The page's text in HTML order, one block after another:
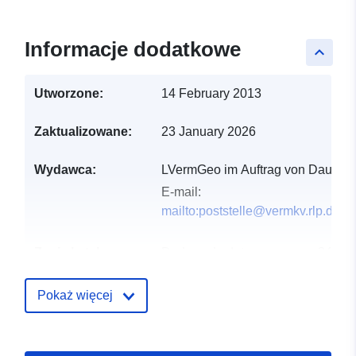
keyboard_arrow_up
Informacje dodatkowe
Utworzone: 14 February 2013
Zaktualizowane: 23 January 2026
Wydawca:
LVermGeo im Auftrag von Daun
E-mail:
mailto:poststelle@vermkv.rlp.de
Pokaż więcej